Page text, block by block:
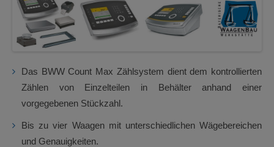
Das BWW Count Max Zählsystem dient dem kontrollierten
Zählen von Einzelteilen in Behälter anhand einer
vorgegebenen Stückzahl.
Bis zu vier Waagen mit unterschiedlichen Wägebereichen
und Genauigkeiten.